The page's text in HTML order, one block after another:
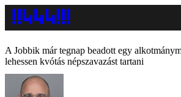
A Jobbik már tegnap beadott egy
lehessen kvótás népszavazást tartani